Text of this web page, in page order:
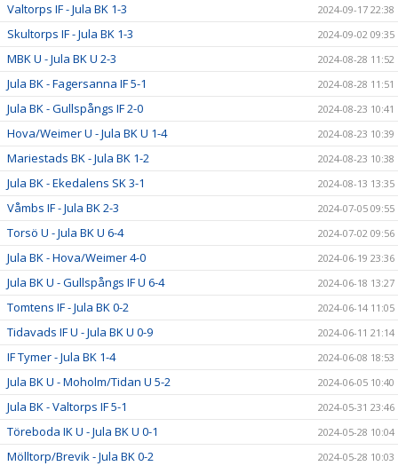
Valtorps IF - Jula BK 1-3 2024-09-17 22:38
Skultorps IF - Jula BK 1-3 2024-09-02 09:35
MBK U - Jula BK U 2-3 2024-08-28 11:52
Jula BK - Fagersanna IF 5-1 2024-08-28 11:51
Jula BK - Gullspångs IF 2-0 2024-08-23 10:41
Hova/Weimer U - Jula BK U 1-4 2024-08-23 10:39
Mariestads BK - Jula BK 1-2 2024-08-23 10:38
Jula BK - Ekedalens SK 3-1 2024-08-13 13:35
Våmbs IF - Jula BK 2-3 2024-07-05 09:55
Torsö U - Jula BK U 6-4 2024-07-02 09:56
Jula BK - Hova/Weimer 4-0 2024-06-19 23:36
Jula BK U - Gullspångs IF U 6-4 2024-06-18 13:27
Tomtens IF - Jula BK 0-2 2024-06-14 11:05
Tidavads IF U - Jula BK U 0-9 2024-06-11 21:14
IF Tymer - Jula BK 1-4 2024-06-08 18:53
Jula BK U - Moholm/Tidan U 5-2 2024-06-05 10:40
Jula BK - Valtorps IF 5-1 2024-05-31 23:46
Töreboda IK U - Jula BK U 0-1 2024-05-28 10:04
Mölltorp/Brevik - Jula BK 0-2 2024-05-28 10:03